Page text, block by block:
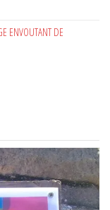
ENVOUTANT DE